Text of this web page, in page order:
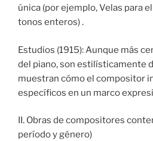
única (por ejemplo, Velas para
tonos enteros) .
Estudios (1915): Aunque más
del piano, son estilísticamente
muestran cómo el compositor
específicos en un marco
II. Obras de compositores
período y género)